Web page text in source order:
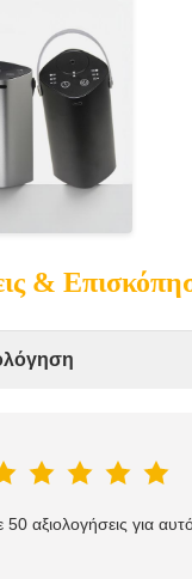
&
50 αξιολογήσεις για